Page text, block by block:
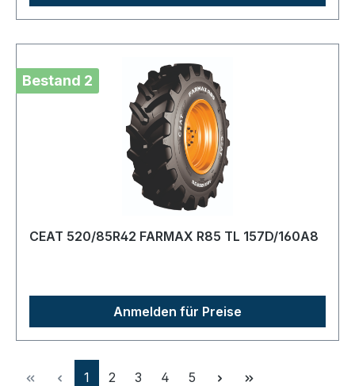
Bestand 2
CEAT 520/85R42 FARMAX R85 TL 157D/160A8
Anmelden für Preise
Seite
1 Seite
2 Seite
3 Seite
4 Seite
5